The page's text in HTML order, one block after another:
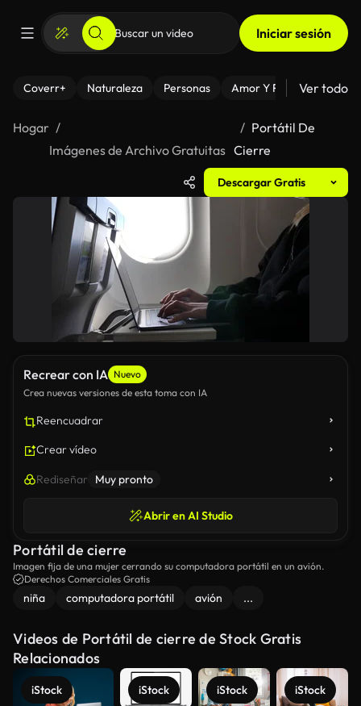
Iniciar sesión
Coverr+ Naturaleza Personas Amor Y Relaciones
Ver todo
Hogar
Imágenes de Archivo Gratuitas
Portátil De
Cierre
Descargar Gratis
Recrear con IA Nuevo
Crea nuevas versiones de esta toma con IA
Reencuadrar
Crear vídeo
Rediseñar Muy pronto
Abrir en AI Studio
Portátil de cierre
Imagen fija de una mujer cerrando su computadora portátil en un avión.
Derechos Comerciales Gratis
niña computadora portátil avión ...
Videos de Portátil de cierre de Stock Gratis
Relacionados
iStock iStock iStock iStock